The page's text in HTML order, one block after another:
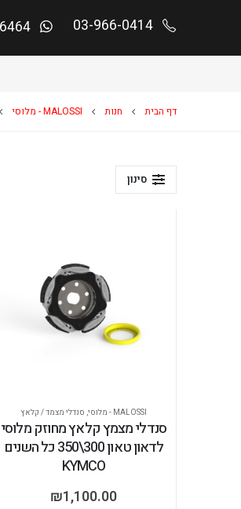
03-966-0414
דף הבית חנות MALOSSI - מלוסי
סינון
MALOSSI - מלוסי , סנדלי מצמד / קלאץ
סנדלי מצמץ קלאץ מחוזק מלוסי
לדאון טאון 300\350 כל השנים
KYMCO
₪1,100.00